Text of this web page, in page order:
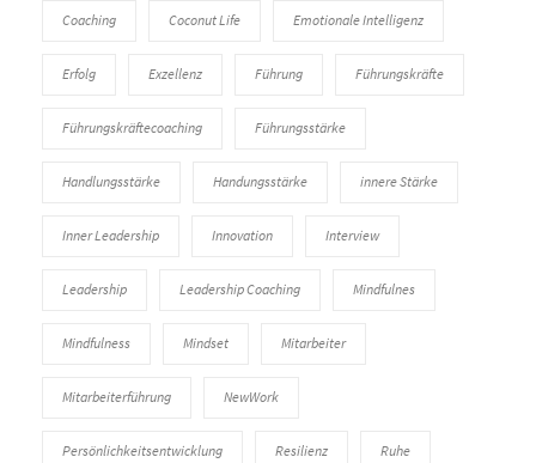
Coaching Coconut Life Emotionale Intelligenz
Erfolg Exzellenz Führung Führungskräfte
Führungskräftecoaching Führungsstärke
Handlungsstärke Handungsstärke innere Stärke
Inner Leadership Innovation Interview
Leadership Leadership Coaching Mindfulnes
Mindfulness Mindset Mitarbeiter
Mitarbeiterführung NewWork
Persönlichkeitsentwicklung Resilienz Ruhe